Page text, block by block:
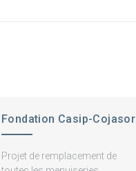
Fondation Casip-Cojasor
Projet de remplacement de